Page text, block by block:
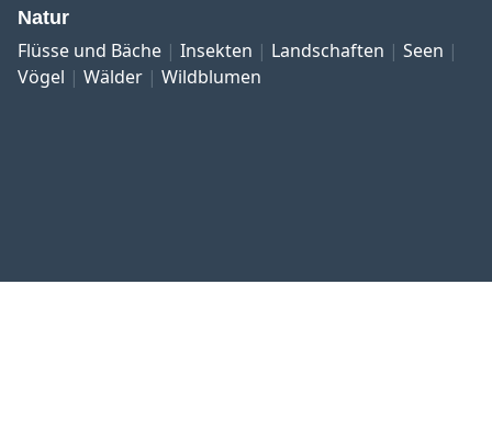
Natur
Flüsse und Bäche Insekten Landschaften
Seen
Vögel
Wälder Wildblumen